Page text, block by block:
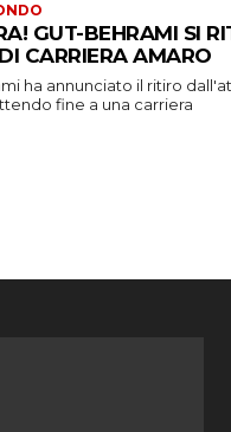
GUT-BEHRAMI SI
CARRIERA AMARO
ha annunciato il ritiro
fine a una carriera